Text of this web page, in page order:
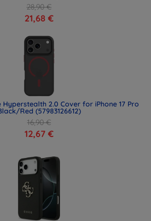
28,90 €
21,68 €
2.0 Cover for iPhone 17 Pro
Red (57983126612)
16,90 €
12,67 €